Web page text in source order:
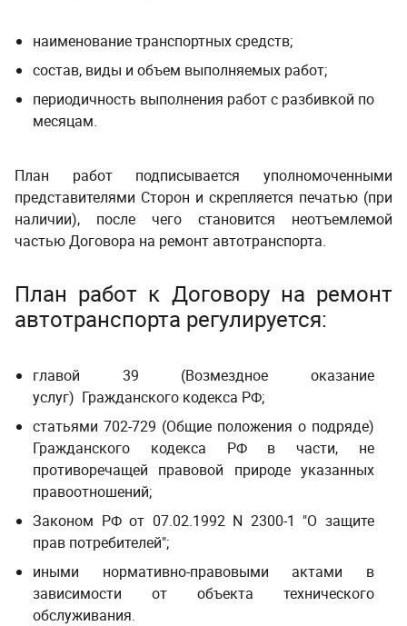
наименование транспортных средств;
состав, виды и объем выполняемых работ;
периодичность выполнения работ с разбивкой по
месяцам.
План работ подписывается уполномоченными
представителями Сторон и скрепляется печатью (при
наличии), после чего становится неотъемлемой
частью Договора на ремонт автотранспорта.
План работ к Договору на ремонт
автотранспорта регулируется:
главой 39 (Возмездное оказание
услуг) Гражданского кодекса РФ;
статьями 702-729 (Общие положения о подряде)
Гражданского кодекса РФ в части, не
противоречащей правовой природе указанных
правоотношений;
Законом РФ от 07.02.1992 N 2300-1 "О защите
прав потребителей";
иными нормативно-правовыми актами в
зависимости от объекта технического
обслуживания.